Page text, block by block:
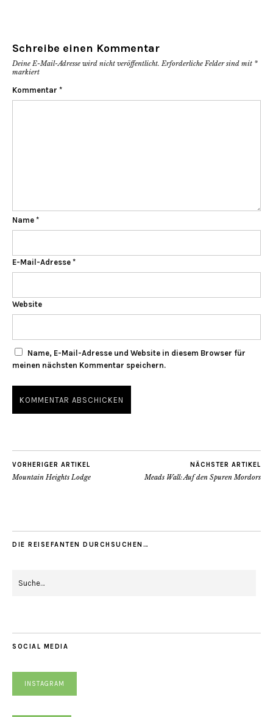
Schreibe einen Kommentar
Deine E-Mail-Adresse wird nicht veröffentlicht. Erforderliche Felder sind mit *
markiert
Kommentar *
Name *
E-Mail-Adresse *
Website
Name, E-Mail-Adresse und Website in diesem Browser für
meinen nächsten Kommentar speichern.
VORHERIGER ARTIKEL
Mountain Heights Lodge
NÄCHSTER ARTIKEL
Meads Wall: Auf den Spuren Mordors
DIE REISEFANTEN DURCHSUCHEN…
SOCIAL MEDIA
INSTAGRAM